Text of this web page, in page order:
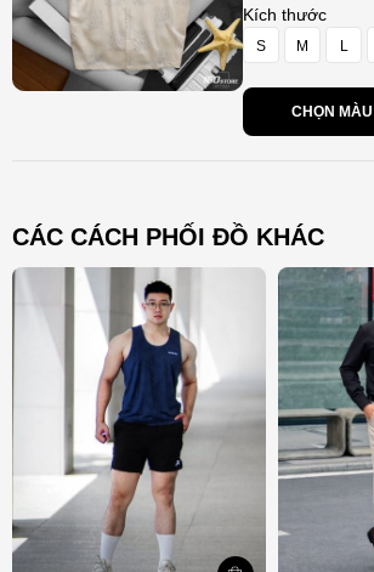
Kích thước
S M L
CHỌN
CÁC CÁCH PHỐI ĐỒ KHÁC